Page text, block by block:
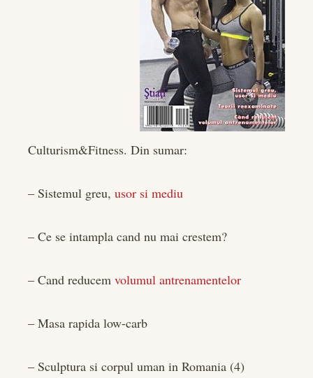
Culturism&Fitness. Din sumar:
– Sistemul greu, usor si mediu
– Ce se intampla cand nu mai crestem?
– Cand reducem volumul antrenamentelor
– Masa rapida low-carb
– Sculptura si corpul uman in Romania (4)